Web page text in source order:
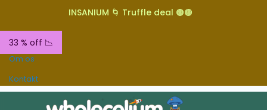
INSANIUM 🌀 Truffle deal 🟤🟤
33 % off 📉
Om os
Kontakt